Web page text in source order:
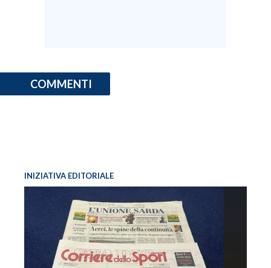
COMMENTI
INIZIATIVA EDITORIALE